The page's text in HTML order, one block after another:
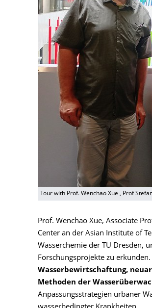
Tour with Prof. Wenchao Xue , Prof
Prof. Wenchao Xue, Associate
Center an der Asian Institute of
Wasserchemie der TU Dresden,
Forschungsprojekte zu
Wasserbewirtschaftung,
Methoden der
Anpassungsstrategien urbaner